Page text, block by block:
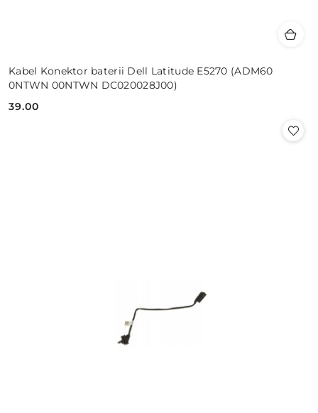
Kabel Konektor baterii Dell Latitude E5270 (ADM60
0NTWN 00NTWN DC020028J00)
Cena:
39.00